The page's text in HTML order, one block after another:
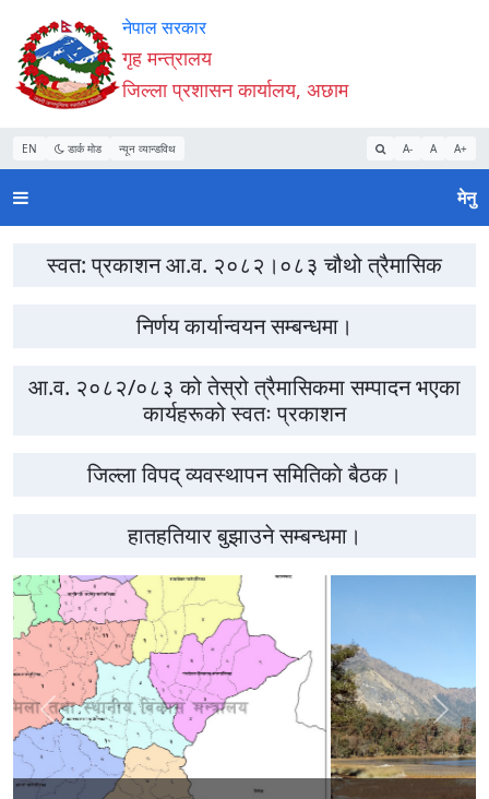
Accessibility
Mode
सुरु
गर्नुहोस्
नेभिगेसन
पढ्नुहाेस्
वेबसाइट
खोजमा
जानुहोस्
नेपाल सरकार
गृह मन्त्रालय
जिल्ला प्रशासन कार्यालय, अछाम
EN डार्क मोड न्यून व्यान्डविथ A- A A+
मेनु
स्वत: प्रकाशन आ.व. २०८२।०८३ चौथो त्रैमासिक
निर्णय कार्यान्वयन सम्बन्धमा।
आ.व. २०८२/०८३ को तेस्रो त्रैमासिकमा सम्पादन भएका
कार्यहरूको स्वतः प्रकाशन
जिल्ला विपद् व्यवस्थापन समितिकाे बैठक।
हातहतियार बुझाउने सम्बन्धमा।
अघिल्लो
स्लाइड
अर्को
स्लाइड